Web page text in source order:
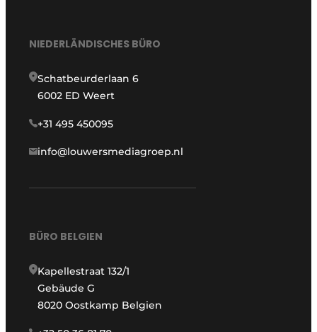
NIEDERLÄNDISCHES BÜRO
Schatbeurderlaan 6
6002 ED Weert
+31 495 450095
info@louwersmediagroep.nl
BÜRO BELGIEN
Kapellestraat 132/1
Gebäude G
8020 Oostkamp Belgien